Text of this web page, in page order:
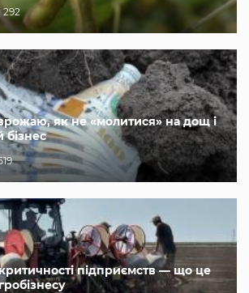
292
як не «молитися» на дощ і
бізнес
критичності підприємств — що це